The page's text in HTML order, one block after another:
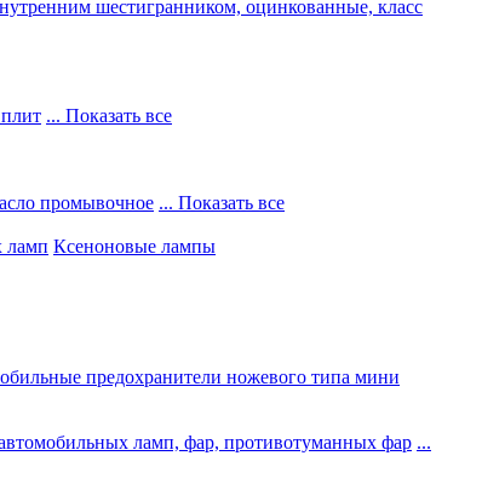
шестигранником, оцинкованные, класс
... Показать все
промывочное ... Показать все
ламп Ксеноновые лампы
предохранители ножевого типа мини
ламп, фар, противотуманных фар ...